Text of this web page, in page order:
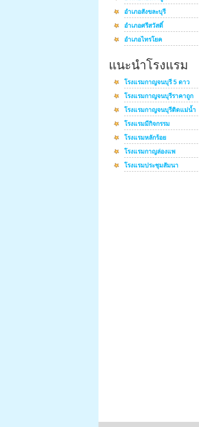
อำเภอสังขละบุรี
อำเภอศรีสวัสดิ์
อำเภอไทรโยค
แนะนำโรงแรม
โรงแรมกาญจนบุรี 5 ดาว
โรงแรมกาญจนบุรีราคาถูก
โรงแรมกาญจนบุรีติดแม่น้ำ
โรงแรมมีกิจกรรม
โรงแรมหลักร้อย
โรงแรมกาญล่องแพ
โรงแรมประชุมสัมนา